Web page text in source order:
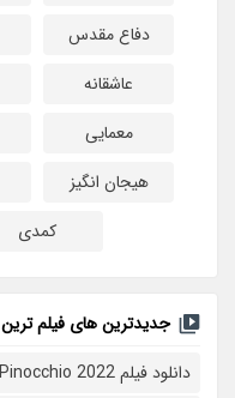
دفاع مقدس
عاشقانه
معمایی
هیجان انگیز
کمدی
جدیدترین های فیلم ترین
دانلود فیلم Pinocchio 2022 پینوکیو